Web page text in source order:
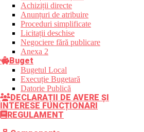
Achiziții directe
Anunțuri de atribuire
Proceduri simplificate
Licitații deschise
Negociere fără publicare
Anexa 2
Buget
Bugetul Local
Execuție Bugetară
Datorie Publică
DECLARAȚII DE AVERE ȘI
INTERESE FUNCȚIONARI
REGULAMENT